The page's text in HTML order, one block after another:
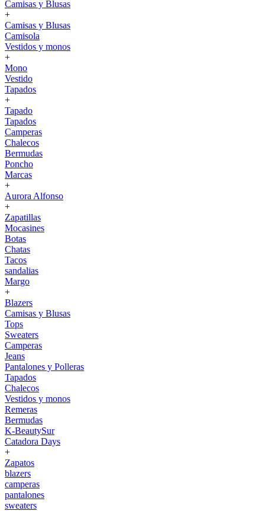
Camisas y Blusas
+
Camisas y Blusas
Camisola
Vestidos y monos
+
Mono
Vestido
Tapados
+
Tapado
Tapados
Camperas
Chalecos
Bermudas
Poncho
Marcas
+
Aurora Alfonso
+
Zapatillas
Mocasines
Botas
Chatas
Tacos
sandalias
Margo
+
Blazers
Camisas y Blusas
Tops
Sweaters
Camperas
Jeans
Pantalones y Polleras
Tapados
Chalecos
Vestidos y monos
Remeras
Bermudas
K-BeautySur
Catadora Days
+
Zapatos
blazers
camperas
pantalones
sweaters